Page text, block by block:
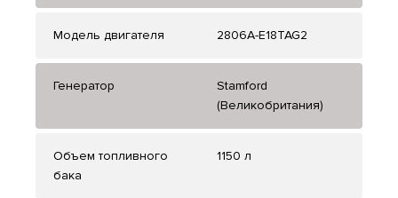
Модель двигателя 2806A-E18TAG2
Генератор
Stamford
(Великобритания)
Объем топливного
бака
1150 л